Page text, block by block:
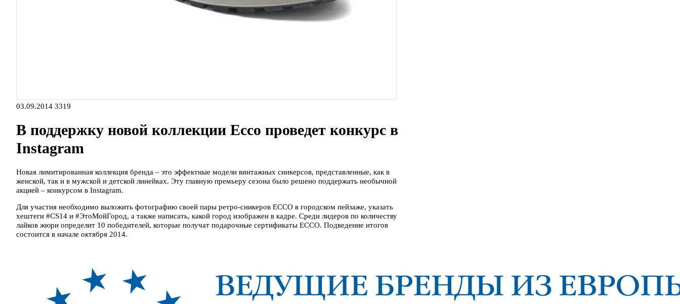
03.09.2014 3319
В поддержку новой коллекции Ecco проведет конкурс в
Instagram
Новая лимитированная коллекция бренда – это эффектные модели винтажных сникерсов, представленные, как в
женской, так и в мужской и детской линейках. Эту главную премьеру сезона было решено поддержать необычной
акцией – конкурсом в Instagram.
Для участия необходимо выложить фотографию своей пары ретро-сникеров ECCO в городском пейзаже, указать
хештеги #CS14 и #ЭтоМойГород, а также написать, какой город изображен в кадре. Среди лидеров по количеству
лайков жюри определит 10 победителей, которые получат подарочные сертификаты ECCO. Подведение итогов
состоится в начале октября 2014.